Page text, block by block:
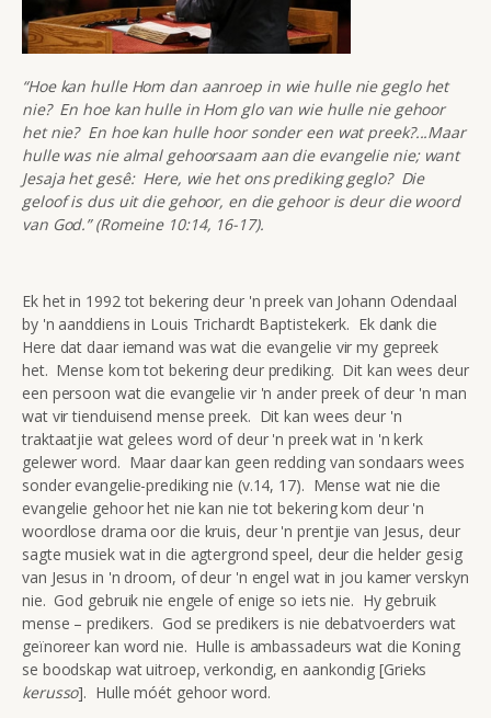
“Hoe kan hulle Hom dan aanroep in wie hulle nie geglo het
nie? En hoe kan hulle in Hom glo van wie hulle nie gehoor
het nie? En hoe kan hulle hoor sonder een wat preek?...Maar
hulle was nie almal gehoorsaam aan die evangelie nie; want
Jesaja het gesê: Here, wie het ons prediking geglo? Die
geloof is dus uit die gehoor, en die gehoor is deur die woord
van God.” (Romeine 10:14, 16-17).
Ek het in 1992 tot bekering deur 'n preek van Johann Odendaal
by 'n aanddiens in Louis Trichardt Baptistekerk. Ek dank die
Here dat daar iemand was wat die evangelie vir my gepreek
het. Mense kom tot bekering deur prediking. Dit kan wees deur
een persoon wat die evangelie vir 'n ander preek of deur 'n man
wat vir tienduisend mense preek. Dit kan wees deur 'n
traktaatjie wat gelees word of deur 'n preek wat in 'n kerk
gelewer word. Maar daar kan geen redding van sondaars wees
sonder evangelie-prediking nie (v.14, 17). Mense wat nie die
evangelie gehoor het nie kan nie tot bekering kom deur 'n
woordlose drama oor die kruis, deur 'n prentjie van Jesus, deur
sagte musiek wat in die agtergrond speel, deur die helder gesig
van Jesus in 'n droom, of deur 'n engel wat in jou kamer verskyn
nie. God gebruik nie engele of enige so iets nie. Hy gebruik
mense – predikers. God se predikers is nie debatvoerders wat
geïnoreer kan word nie. Hulle is ambassadeurs wat die Koning
se boodskap wat uitroep, verkondig, en aankondig [Grieks
kerusso]. Hulle móét gehoor word.